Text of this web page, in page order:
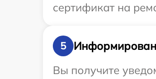
сертификат на
5
Вы получите